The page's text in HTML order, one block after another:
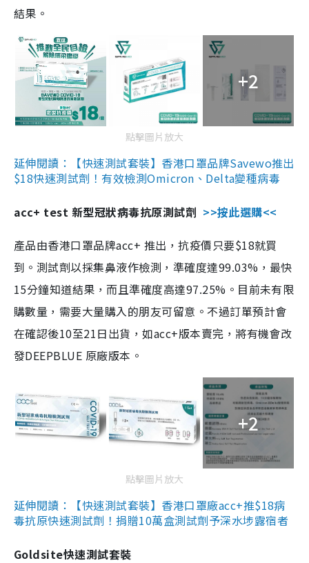
結果。
+2
點擊圖片放大
延伸閱讀：【快速測試套裝】香港口罩品牌Savewo推出
$18快速測試劑！有效檢測Omicron、Delta變種病毒
acc+ test 新型冠狀病毒抗原測試劑 >>按此選購<<
產品由香港口罩品牌acc+ 推出，抗疫價只要$18就買
到。測試劑以採集鼻液作檢測，準確度達99.03%，最快
15分鐘知道結果，而且準確度高達97.25%。目前未有限
購數量，需要大量購入的朋友可留意。不過訂單預計會
在確認後10至21日出貨，如acc+版本賣完，將有機會改
發DEEPBLUE 原廠版本。
+2
點擊圖片放大
延伸閱讀：【快速測試套裝】香港口罩廠acc+推$18病
毒抗原快速測試劑！捐贈10萬盒測試劑予深水埗露宿者
Goldsite快速測試套裝